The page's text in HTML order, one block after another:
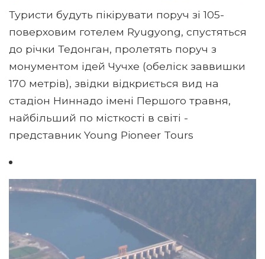
Туристи будуть пікірувати поруч зі 105-
поверховим готелем Ryugyong, спустяться
до річки Тедонган, пролетять поруч з
монументом ідей Чучхе (обеліск заввишки
170 метрів), звідки відкриється вид на
стадіон Ниннадо імені Першого травня,
найбільший по місткості в світі -
представник Young Pioneer Tours